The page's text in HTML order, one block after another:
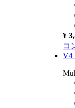
¥
コ
V4